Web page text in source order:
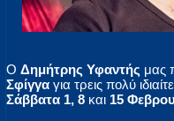
Ο Δημήτρης Υφαντής μας
Σφίγγα για τρεις πολύ
Σάββατα 1, 8 και 15